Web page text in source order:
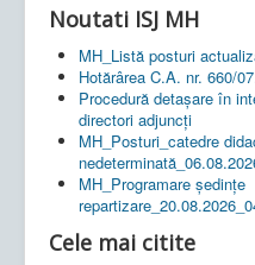
Noutati ISJ MH
MH_Listă posturi
Hotărârea C.A. nr. 660/
Procedură detașare în
directori adjuncți
MH_Posturi_catedre
MH_Programare ședințe
Cele mai citite